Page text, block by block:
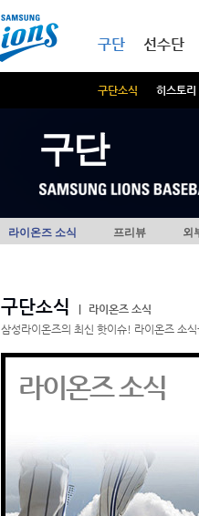
구단
구단소식 히스토리
선수단
구단
라이온즈 소식 프리뷰 외
구단소식
라이온즈 소식
삼성라이온즈의 최신 핫이슈! 라이온즈 소식
라이온즈 소식